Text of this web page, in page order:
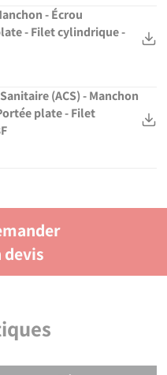
- Écrou
- Filet cylindrique -
(ACS) - Manchon
plate - Filet
devis